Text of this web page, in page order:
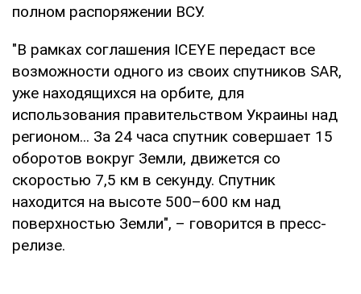
полном распоряжении ВСУ.
"В рамках соглашения ICEYE передаст все
возможности одного из своих спутников SAR,
уже находящихся на орбите, для
использования правительством Украины над
регионом... За 24 часа спутник совершает 15
оборотов вокруг Земли, движется со
скоростью 7,5 км в секунду. Спутник
находится на высоте 500–600 км над
поверхностью Земли", – говорится в пресс-
релизе.